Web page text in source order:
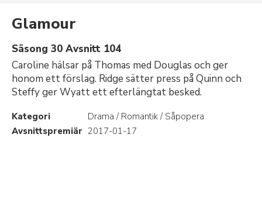
Glamour
Säsong 30 Avsnitt 104
Caroline hälsar på Thomas med Douglas och ger
honom ett förslag. Ridge sätter press på Quinn och
Steffy ger Wyatt ett efterlängtat besked.
Kategori
Drama / Romantik / Såpopera
Avsnittspremiär 2017-01-17